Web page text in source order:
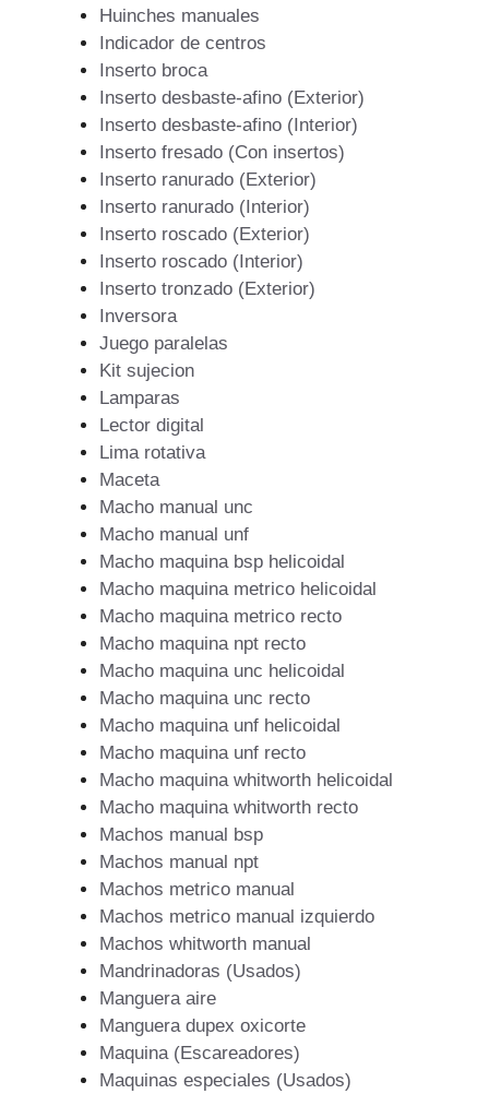
Huinches manuales
Indicador de centros
Inserto broca
Inserto desbaste-afino (Exterior)
Inserto desbaste-afino (Interior)
Inserto fresado (Con insertos)
Inserto ranurado (Exterior)
Inserto ranurado (Interior)
Inserto roscado (Exterior)
Inserto roscado (Interior)
Inserto tronzado (Exterior)
Inversora
Juego paralelas
Kit sujecion
Lamparas
Lector digital
Lima rotativa
Maceta
Macho manual unc
Macho manual unf
Macho maquina bsp helicoidal
Macho maquina metrico helicoidal
Macho maquina metrico recto
Macho maquina npt recto
Macho maquina unc helicoidal
Macho maquina unc recto
Macho maquina unf helicoidal
Macho maquina unf recto
Macho maquina whitworth helicoidal
Macho maquina whitworth recto
Machos manual bsp
Machos manual npt
Machos metrico manual
Machos metrico manual izquierdo
Machos whitworth manual
Mandrinadoras (Usados)
Manguera aire
Manguera dupex oxicorte
Maquina (Escareadores)
Maquinas especiales (Usados)